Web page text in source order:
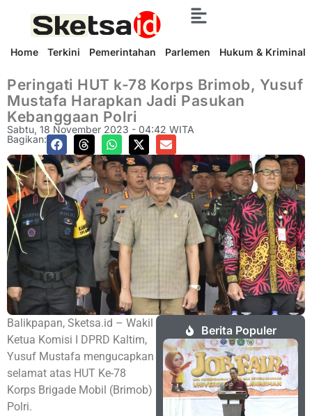
Home Terkini Pemerintahan Parlemen Hukum & Kriminal
Peringati HUT k-78 Korps Brimob, Yusuf
Mustafa Harapkan Jadi Pasukan
Kebanggaan Polri
Sabtu, 18 November 2023 - 04:42 WITA
Bagikan:
Balikpapan, Sketsa.id – Wakil
Ketua Komisi I DPRD Kaltim,
Yusuf Mustafa mengucapkan
selamat atas HUT Ke-78
Korps Brigade Mobil (Brimob)
Polri.
Berita Populer